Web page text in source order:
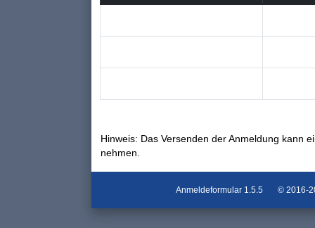
Hinweis: Das Versenden der Anmeldung kann
nehmen.
Anmeldeformular 1.5.5 © 2016-